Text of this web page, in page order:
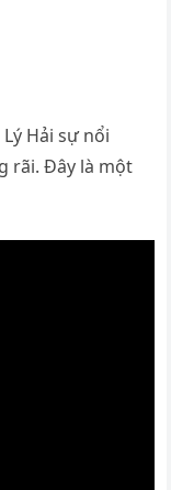
Hải sự nổi
rãi. Đây là một